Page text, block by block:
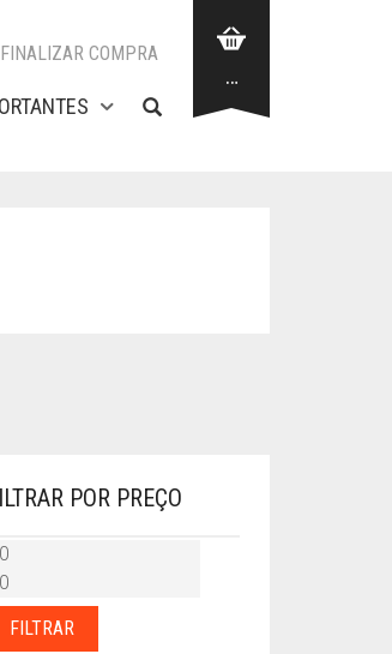
FINALIZAR COMPRA
…
POR PREÇO
FILTRAR